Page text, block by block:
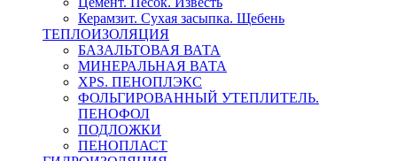
Керамзит. Сухая засыпка. Щебень
ТЕПЛОИЗОЛЯЦИЯ
БАЗАЛЬТОВАЯ ВАТА
МИНЕРАЛЬНАЯ ВАТА
XPS. ПЕНОПЛЭКС
ФОЛЬГИРОВАННЫЙ УТЕПЛИТЕЛЬ.
ПЕНОФОЛ
ПОДЛОЖКИ
ПЕНОПЛАСТ